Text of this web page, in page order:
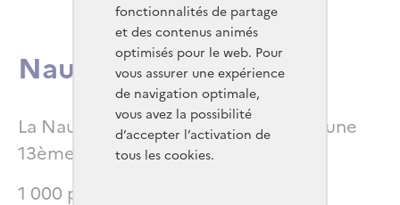
fonctionnalités de partage
et des contenus animés
optimisés pour le web. Pour
vous assurer une expérience
de navigation optimale,
vous avez la possibilité
d’accepter l’activation de
tous les cookies.
Titre
Nautic Paddle
Texte riche
La Nautic Paddle est de retour avec une
13ème édition !
1 000 participants, professionnels et